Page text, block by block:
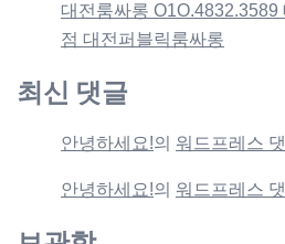
대전룸싸롱
점 대전퍼블릭룸싸롱
최신 댓글
안녕하세요!의 워드프레스
안녕하세요!의 워드프레스